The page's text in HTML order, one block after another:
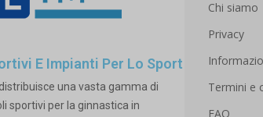
E Impianti Per Lo Sport
una vasta gamma di
sportivi per la ginnastica in
Chi siamo
Privacy
Termini e
FAQ